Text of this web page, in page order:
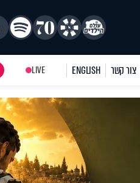
צור קשר ENGLISH
LIVE